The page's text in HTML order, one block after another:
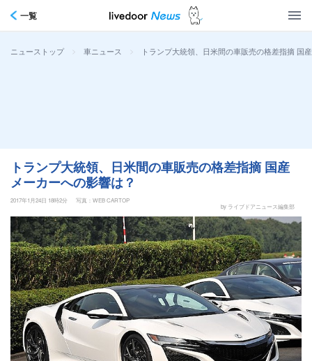
一覧
ニューストップ > 車ニュース > トランプ大統領、日米間の車販売の格差指摘 国
トランプ大統領、日米間の車販売の格差指摘 国産
メーカーへの影響は？
2017年1月24日 18時2分
写真：WEB CARTOP
by ライブドアニュース編集部